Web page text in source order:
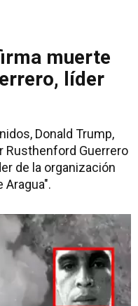
muerte
líder
Donald Trump,
Rusthenford Guerrero
de la organización
Aragua".